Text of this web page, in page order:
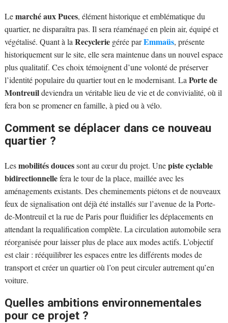
Lemarché aux Puces, élément historique et emblématique du
quartier, ne disparaîtra pas. Il sera réaménagé en plein air, équipé et
végétalisé. Quant à la Recycleriegérée parEmmaüs, présente
historiquement sur le site, elle sera maintenue dans un nouvel espace
plus qualitatif. Ces choix témoignent d’une volonté de préserver
l’identité populaire du quartier tout en le modernisant. La Porte de
Montreuildeviendra un véritable lieu de vie et de convivialité, où il
fera bon se promener en famille, à pied ou à vélo.
Comment se déplacer dans ce nouveau
quartier ?
Lesmobilités doucessont au cœur du projet. Unepiste cyclable
bidirectionnellefera le tour de la place, maillée avec les
aménagements existants. Des cheminements piétons et de nouveaux
feux de signalisation ont déjà été installés sur l’avenue de la Porte-
de-Montreuil et la rue de Paris pour fluidifier les déplacements en
attendant la requalification complète. La circulation automobile sera
réorganisée pour laisser plus de place aux modes actifs. L’objectif
est clair : rééquilibrer les espaces entre les différents modes de
transport et créer un quartier où l’on peut circuler autrement qu’en
voiture.
Quelles ambitions environnementales
pour ce projet ?